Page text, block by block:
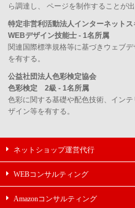
ら調達し、 ページを制作することが出
特定非営利活動法人インターネット
WEBデザイン技能士 - 1名所属
関連国際標準規格等に基づきウェブ
を有する。
公益社団法人色彩検定協会
色彩検定 2級 - 1名所属
色彩に関する基礎や配色技術、イン
ザイン等を有する。
ネットショップ運営代行
WEBコンサルティング
Amazonコンサルティング